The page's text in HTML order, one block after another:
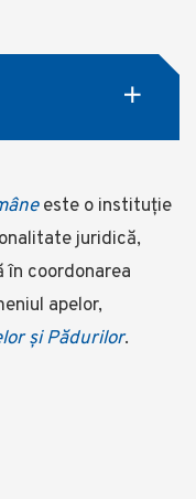
este o instituție
juridică,
coordonarea
apelor,
și Pădurilor.